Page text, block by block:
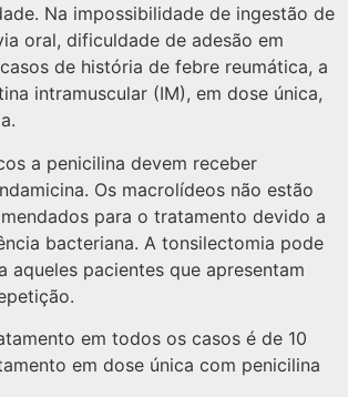
Na impossibilidade de ingestão de
oral, dificuldade de adesão em
de história de febre reumática, a
intramuscular (IM), em dose única,
a penicilina devem receber
Os macrolídeos não estão
para o tratamento devido a
bacteriana. A tonsilectomia pode
aqueles pacientes que apresentam
em todos os casos é de 10
em dose única com penicilina